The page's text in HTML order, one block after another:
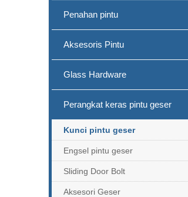
Penahan pintu
Aksesoris Pintu
Glass Hardware
Perangkat keras pintu geser
Kunci pintu geser
Engsel pintu geser
Sliding Door Bolt
Aksesori Geser